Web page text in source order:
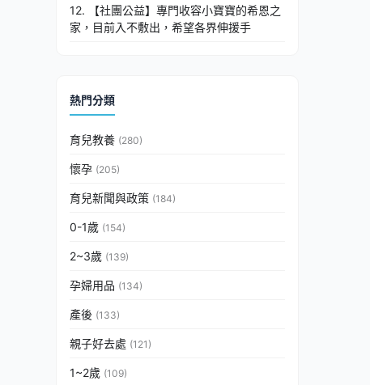
12. 【社團公益】專門收容小寶寶的希恩之
家，目前入不敷出，希望各界伸援手
熱門分類
育兒教養 (280)
懷孕 (205)
育兒新聞與政策 (184)
0-1歲 (154)
2~3歲 (139)
孕婦用品 (134)
產後 (133)
親子好去處 (121)
1~2歲 (109)